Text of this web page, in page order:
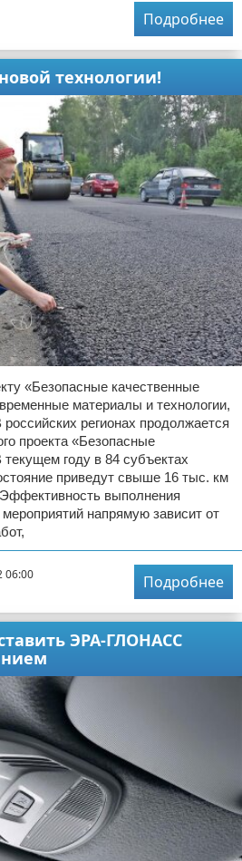
Подробнее
технологии!
«Безопасные качественные
материалы и технологии,
регионах продолжается
проекта «Безопасные
году в 84 субъектах
приведут свыше 16 тыс. км
выполнения
напрямую зависит от
06:00
Подробнее
ЭРА-ГЛОНАСС